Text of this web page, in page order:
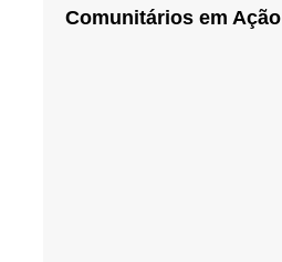
Comunitários em Ação